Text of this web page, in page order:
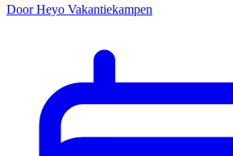
Door Heyo Vakantiekampen